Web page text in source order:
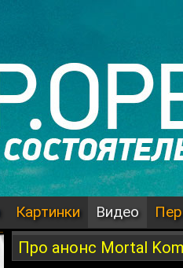
Картинки Видео
Про анонс Mortal